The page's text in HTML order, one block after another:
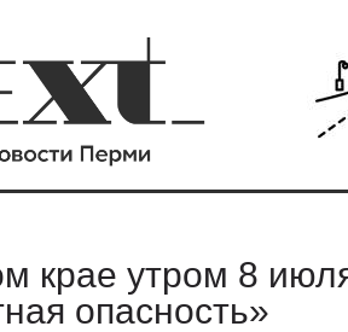
крае утром 8
опасность»